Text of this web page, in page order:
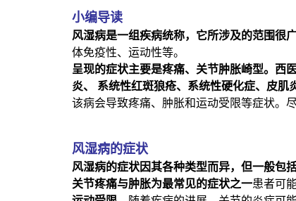
小编导读
风湿病是一组疾病统称，它所涉及的范围很广
体免疫性、运动性等。
呈现的症状主要是疼痛、关节肿胀崎型。西
炎、 系统性红斑狼疮、系统性硬化症、皮肌
该病会导致疼痛、肿胀和运动受限等症状。
风湿病的症状
风湿病的症状因其各种类型而异，但一般包
关节疼痛与肿胀为最常见的症状之一患者可